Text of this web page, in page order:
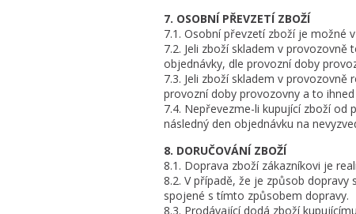
7. OSOBNÍ PŘEVZETÍ ZBOŽÍ
7.1. Osobní převzetí zboží je možné
7.2. Jeli zboží skladem v
objednávky, dle provozní doby
7.3. Jeli zboží skladem v
provozní doby provozovny a to
7.4. Nepřevezme-li kupující zboží od
následný den objednávku na
8. DORUČOVÁNÍ ZBOŽÍ
8.1. Doprava zboží zákazníkovi je
8.2. V případě, že je způsob
spojené s tímto způsobem dopravy.
8.3. Prodávající dodá zboží